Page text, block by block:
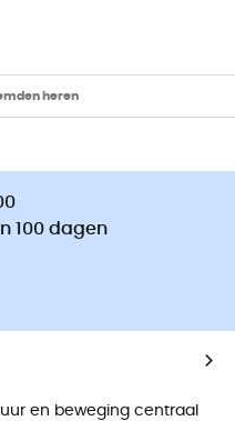
heren
100 dagen
en beweging centraal